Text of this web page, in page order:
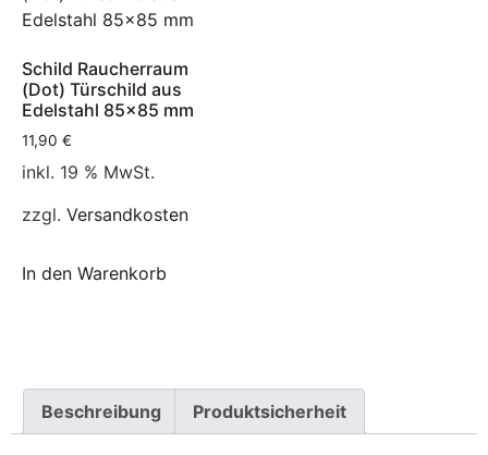
Schild Raucherraum
(Dot) Türschild aus
Edelstahl 85×85 mm
11,90 €
inkl. 19 % MwSt.
zzgl. Versandkosten
In den Warenkorb
Beschreibung Produktsicherheit